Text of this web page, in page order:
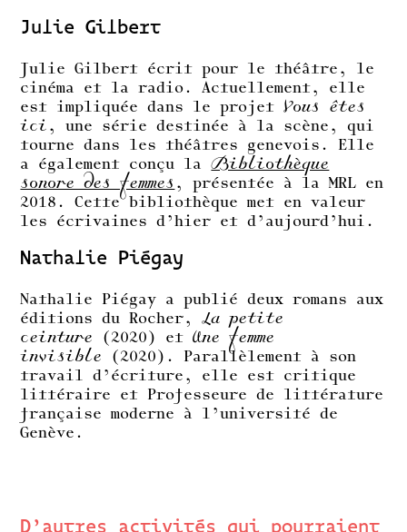
Julie Gilbert
Julie Gilbert écrit pour le théâtre, le
cinéma et la radio. Actuellement, elle
est impliquée dans le projetVous êtes
ici , une série destinée à la scène, qui
tourne dans les théâtres genevois. Elle
a également conçu laBibliothèque
sonore des femmes , présentée à la MRL en
2018. Cette bibliothèque met en valeur
les écrivaines d’hier et d’aujourd’hui.
Nathalie Piégay
Nathalie Piégay a publié deux romans aux
éditions du Rocher,La petite
ceinture (2020) etUne femme
invisible (2020). Parallèlement à son
travail d’écriture, elle est critique
littéraire et Professeure de littérature
française moderne à l’université de
Genève.
D’autres activités qui pourraient